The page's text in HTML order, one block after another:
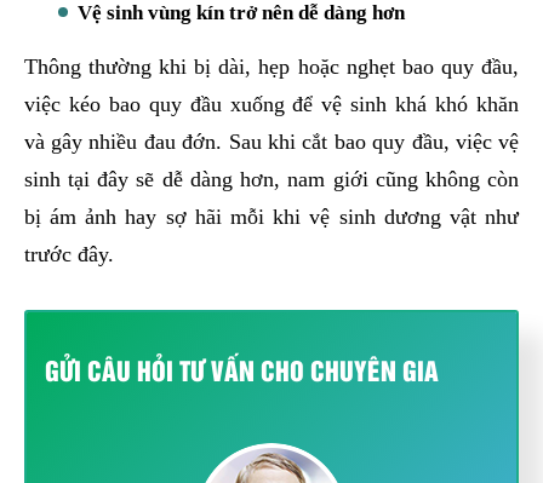
Vệ sinh vùng kín trở nên dễ dàng hơn
Thông thường khi bị dài, hẹp hoặc nghẹt bao quy đầu,
việc kéo bao quy đầu xuống để vệ sinh khá khó khăn
và gây nhiều đau đớn. Sau khi cắt bao quy đầu, việc vệ
sinh tại đây sẽ dễ dàng hơn, nam giới cũng không còn
bị ám ảnh hay sợ hãi mỗi khi vệ sinh dương vật như
trước đây.
GỬI CÂU HỎI TƯ VẤN CHO CHUYÊN GIA